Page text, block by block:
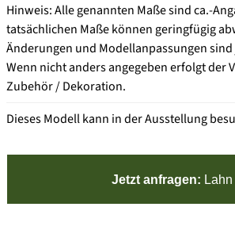
Hinweis: Alle genannten Maße sind ca.-
tatsächlichen Maße können geringfügig
Änderungen und Modellanpassungen
Wenn nicht anders angegeben erfolgt der
Zubehör / Dekoration.
Dieses Modell kann in der Ausstellung
Jetzt anfragen: